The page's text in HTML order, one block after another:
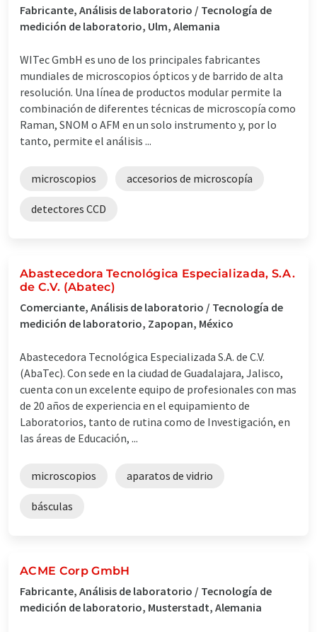
Fabricante, Análisis de laboratorio / Tecnología de
medición de laboratorio, Ulm, Alemania
WITec GmbH es uno de los principales fabricantes
mundiales de microscopios ópticos y de barrido de alta
resolución. Una línea de productos modular permite la
combinación de diferentes técnicas de microscopía como
Raman, SNOM o AFM en un solo instrumento y, por lo
tanto, permite el análisis ...
microscopios accesorios de microscopía
detectores CCD
Abastecedora Tecnológica Especializada, S.A.
de C.V. (Abatec)
Comerciante, Análisis de laboratorio / Tecnología de
medición de laboratorio, Zapopan, México
Abastecedora Tecnológica Especializada S.A. de C.V.
(AbaTec). Con sede en la ciudad de Guadalajara, Jalisco,
cuenta con un excelente equipo de profesionales con mas
de 20 años de experiencia en el equipamiento de
Laboratorios, tanto de rutina como de Investigación, en
las áreas de Educación, ...
microscopios aparatos de vidrio
básculas
ACME Corp GmbH
Fabricante, Análisis de laboratorio / Tecnología de
medición de laboratorio, Musterstadt, Alemania